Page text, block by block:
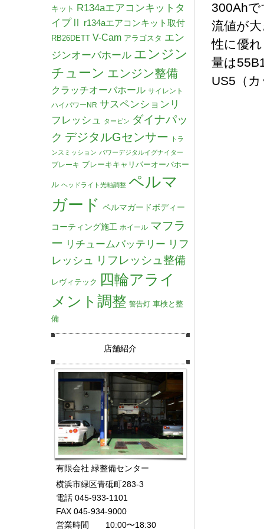
300Ah
流値が
性に優
量は
US5（
キット R134aエアコンキットタ
イプⅡ
r134aエアコンキット取付
RB26DETT V-Cam アラゴスタ エン
ジンオーバホール エンジン
チューン エンジン整備
クラッチオーバホール サイレント
ハイパワーNR サスペンションリ
フレッシュ
タービン ダイナパッ
ク デジタルGセンサー
トラ
ンスミッション パワーデジタルイグナイター
ブレーキ ブレーキキャリパーオーバホー
ル ヘッドライト光軸調整 ペルマ
ガード ペルマガードボディー
コーティング施工 ホイール マフラ
ー リチュームバッテリー リフ
レッシュ
リフレッシュ整備
レヴィテック 四輪アライ
メント調整 警告灯 車検と整
備
店舗紹介
有限会社 緑整備センター
横浜市緑区青砥町283-3
電話 045-933-1101
FAX 045-934-9000
営業時間 10:00〜18:30